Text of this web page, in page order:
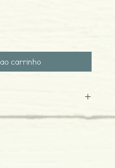
carrinho
Adderly e Barry Fox